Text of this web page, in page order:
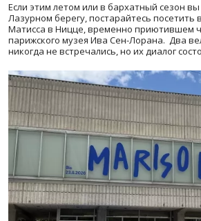
Если этим летом или в бархатный сезон
Лазурном берегу, постарайтесь посетить
Матисса в Ницце, временно приютившем
парижского музея Ива Сен-Лорана. Два
никогда не встречались, но их диалог